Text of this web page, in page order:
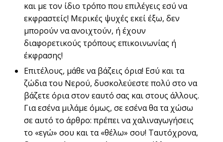
και με τον ίδιο τρόπο που επιλέγεις εσύ να
εκφραστείς! Μερικές ψυχές εκεί έξω, δεν
μπορούν να ανοιχτούν, ή έχουν
διαφορετικούς τρόπους επικοινωνίας ή
έκφρασης!
Επιτέλους, μάθε να βάζεις όρια! Εσύ και τα
ζώδια του Νερού, δυσκολεύεστε πολύ στο να
βάζετε όρια στον εαυτό σας και στους άλλους.
Για εσένα μιλάμε όμως, σε εσένα θα τα χώσω
σε αυτό το άρθρο: πρέπει να χαλιναγωγήσεις
το «εγώ» σου και τα «θέλω» σου! Ταυτόχρονα,